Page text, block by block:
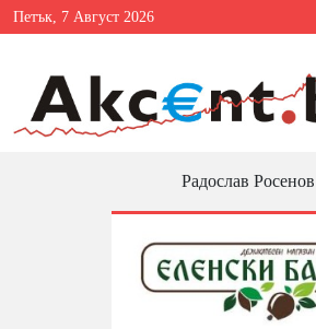
Петък, 7 Август 2026
Радослав